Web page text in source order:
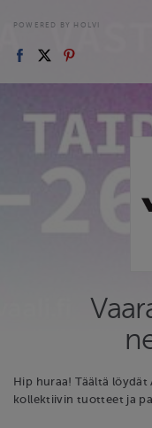
POWERED BY HOLVI
Hip huraa! Täältä
kollektiivin tuotteet ja